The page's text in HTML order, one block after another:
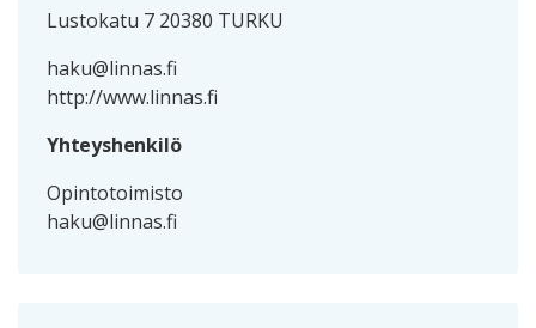
Lustokatu 7 20380 TURKU
haku@linnas.fi
http://www.linnas.fi
Yhteyshenkilö
Opintotoimisto
haku@linnas.fi